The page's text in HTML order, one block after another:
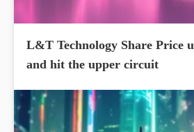
L&T Technology Share Price
and hit the upper circuit